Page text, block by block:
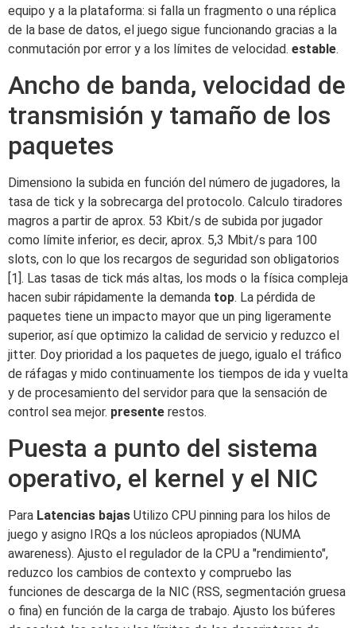
equipo y a la plataforma: si falla un fragmento o una réplica
de la base de datos, el juego sigue funcionando gracias a la
conmutación por error y a los límites de velocidad. estable.
Ancho de banda, velocidad de
transmisión y tamaño de los
paquetes
Dimensiono la subida en función del número de jugadores, la
tasa de tick y la sobrecarga del protocolo. Calculo tiradores
magros a partir de aprox. 53 Kbit/s de subida por jugador
como límite inferior, es decir, aprox. 5,3 Mbit/s para 100
slots, con lo que los recargos de seguridad son obligatorios
[1]. Las tasas de tick más altas, los mods o la física compleja
hacen subir rápidamente la demanda top. La pérdida de
paquetes tiene un impacto mayor que un ping ligeramente
superior, así que optimizo la calidad de servicio y reduzco el
jitter. Doy prioridad a los paquetes de juego, igualo el tráfico
de ráfagas y mido continuamente los tiempos de ida y vuelta
y de procesamiento del servidor para que la sensación de
control sea mejor. presente restos.
Puesta a punto del sistema
operativo, el kernel y el NIC
Para Latencias bajas Utilizo CPU pinning para los hilos de
juego y asigno IRQs a los núcleos apropiados (NUMA
awareness). Ajusto el regulador de la CPU a "rendimiento",
reduzco los cambios de contexto y compruebo las
funciones de descarga de la NIC (RSS, segmentación gruesa
o fina) en función de la carga de trabajo. Ajusto los búferes